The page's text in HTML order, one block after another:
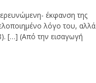
έκφανση της
λόγο του, αλλά
[…] (Από την εισαγωγή